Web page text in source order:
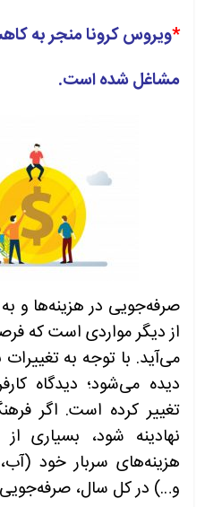
*ویروس کرونا منجر به
مشاغل شده است.
صرفه‌جویی در هزینه‌ها و
از دیگر مواردی است که
می‌آید. با توجه به
دیده می‌شود؛ دیدگاه
تغییر کرده است. اگر
نهادینه شود، بسیاری
هزینه‌های سربار خود
و…) در کل سال، صرفه‌جویی